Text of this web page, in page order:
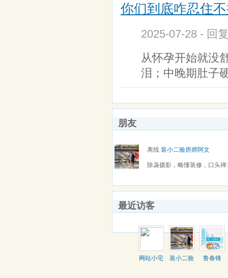
你们到底咋忍住
2025-07-28 - 回
从怀孕开始就没
泪；中晚期肚子
朋友
离线 装小二验房师阿文
除袅摄影，略懂装修，口头
最近访客
网站小宅
装小二验
鲁春锋